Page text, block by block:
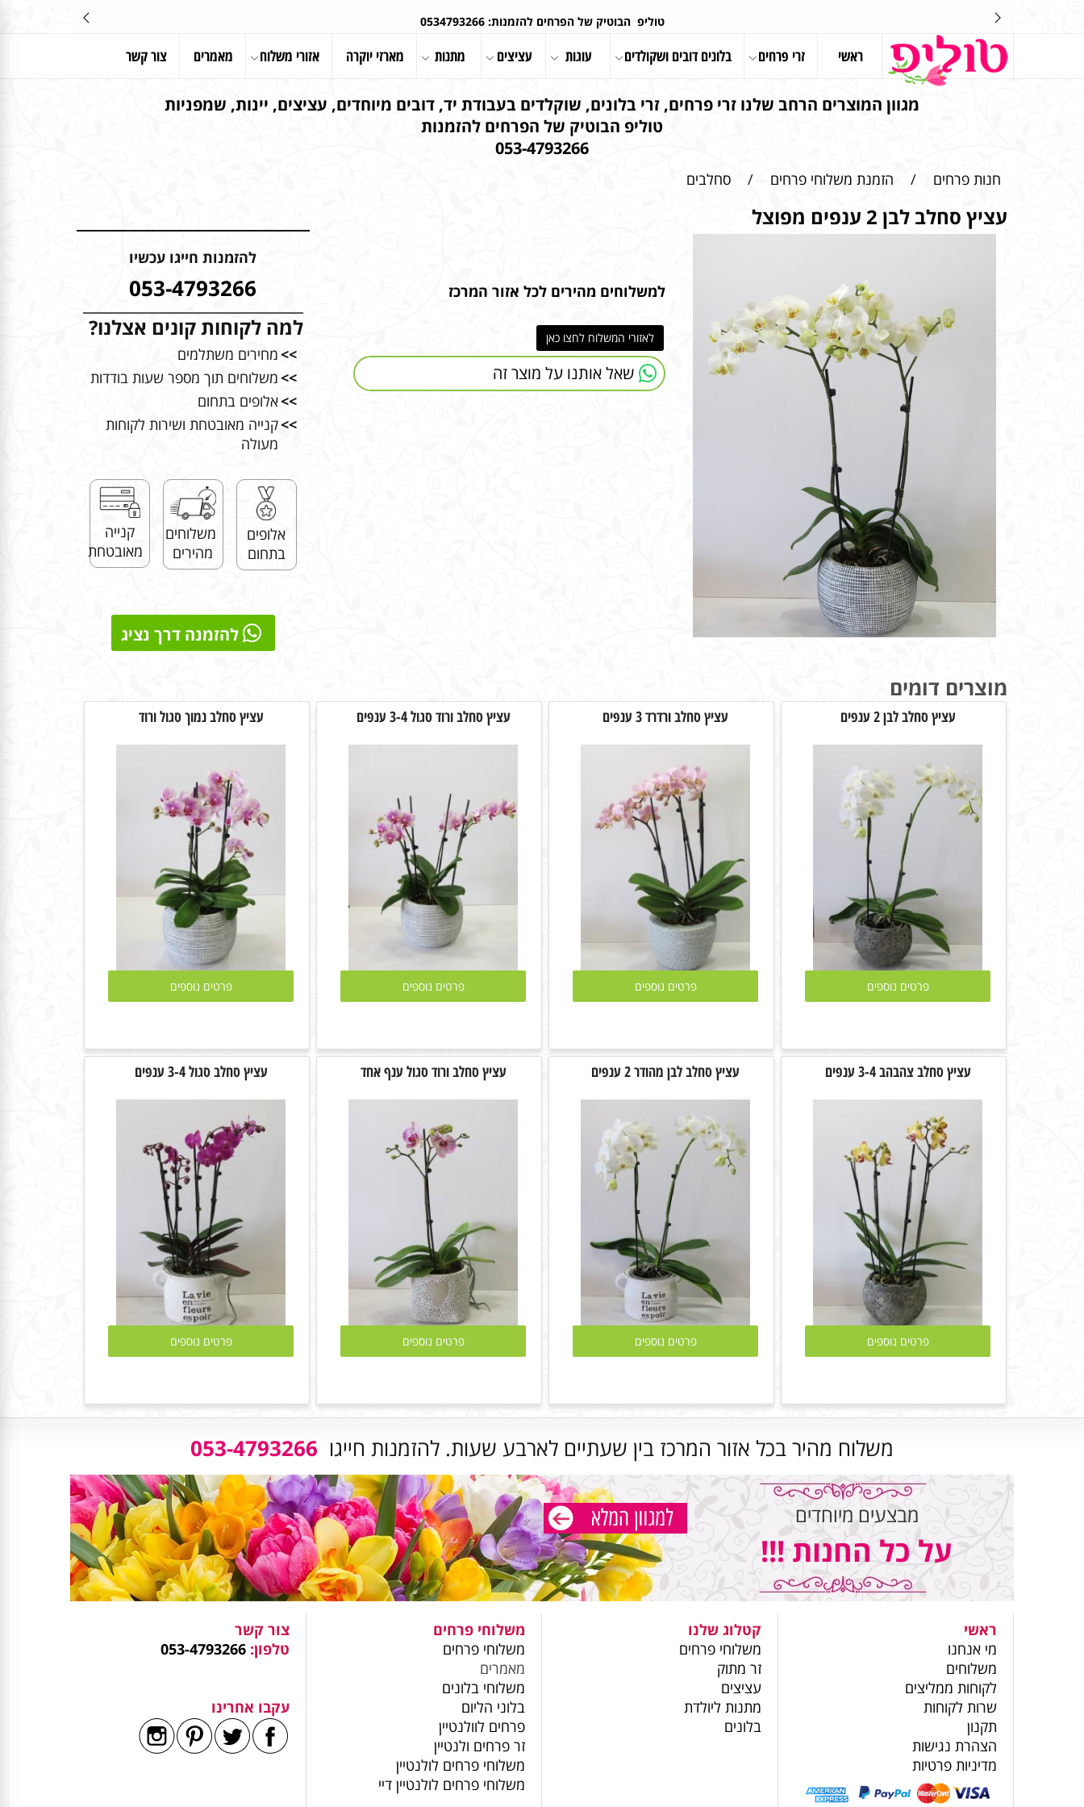
טוליפ הבוטיק של הפרחים להזמנות: 0534793266
ראשי זרי פרחים בלונים דובים ושקולדים עוגות עציצים מתנות מארזי יוקרה אזורי משלוח מאמרים צור קשר
מגוון המוצרים הרחב שלנו זרי פרחים, זרי בלונים, שוקלדים בעבודת יד, דובים מיוחדים, עציצים, יינות, שמפניות
טוליפ הבוטיק של הפרחים להזמנות
053-4793266
חנות פרחים / הזמנת משלוחי פרחים / סחלבים
עציץ סחלב לבן 2 ענפים מפוצל
למשלוחים מהירים לכל אזור המרכז
לאזורי המשלוח לחצו כאן
שאל אותנו על מוצר זה
להזמנות חייגו עכשיו
053-4793266
למה לקוחות קונים אצלנו?
>>מחירים משתלמים
>>משלוחים תוך מספר שעות בודדות
>>אלופים בתחום
>>קנייה מאובטחת ושירות לקוחות
מעולה
אלופים
בתחום
משלוחים
מהירים
קנייה
מאובטחת
להזמנה דרך נציג
מוצרים דומים
עציץ סחלב לבן 2 ענפים
פרטים נוספים
עציץ סחלב ורדרד 3 ענפים
פרטים נוספים
עציץ סחלב ורוד סגול 3-4 ענפים
פרטים נוספים
עציץ סחלב נמוך סגול ורוד
פרטים נוספים
עציץ סחלב צהבהב 3-4 ענפים
פרטים נוספים
עציץ סחלב לבן מהודר 2 ענפים
פרטים נוספים
עציץ סחלב ורוד סגול ענף אחד
פרטים נוספים
עציץ סחלב סגול 3-4 ענפים
פרטים נוספים
משלוח מהיר בכל אזור המרכז בין שעתיים לארבע שעות. להזמנות חייגו 053-4793266
מבצעים מיוחדים
על כל החנות !!!
ראשי
מי אנחנו
משלוחים
לקוחות ממליצים
שרות לקוחות
תקנון
הצהרת נגישות
מדיניות פרטיות
קטלוג שלנו
משלוחי פרחים
זר מתוק
עציצים
מתנות ליולדת
בלונים
משלוחי פרחים
משלוחי פרחים
מאמרים
משלוחי בלונים
בלוני הליום
פרחים לוולנטיין
זר פרחים ולנטיין
משלוחי פרחים לולנטיין
משלוחי פרחים לולנטיין דיי
צור קשר
טלפון:053-4793266
עקבו אחרינו